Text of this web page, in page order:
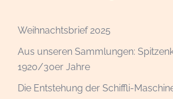
Weihnachtsbrief 2025
Aus unseren Sammlungen:
1920/30er Jahre
Die Entstehung der Schiffli-